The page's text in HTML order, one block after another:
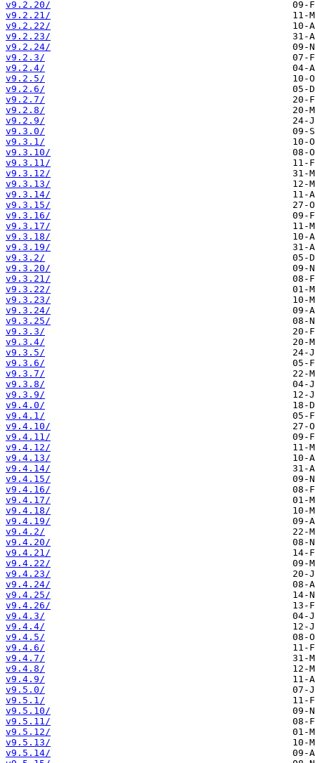
v9.2.20/
v9.2.21/
v9.2.22/
v9.2.23/
v9.2.24/
v9.2.3/
v9.2.4/
v9.2.5/
v9.2.6/
v9.2.7/
v9.2.8/
v9.2.9/
v9.3.0/
v9.3.1/
v9.3.10/
v9.3.11/
v9.3.12/
v9.3.13/
v9.3.14/
v9.3.15/
v9.3.16/
v9.3.17/
v9.3.18/
v9.3.19/
v9.3.2/
v9.3.20/
v9.3.21/
v9.3.22/
v9.3.23/
v9.3.24/
v9.3.25/
v9.3.3/
v9.3.4/
v9.3.5/
v9.3.6/
v9.3.7/
v9.3.8/
v9.3.9/
v9.4.0/
v9.4.1/
v9.4.10/
v9.4.11/
v9.4.12/
v9.4.13/
v9.4.14/
v9.4.15/
v9.4.16/
v9.4.17/
v9.4.18/
v9.4.19/
v9.4.2/
v9.4.20/
v9.4.21/
v9.4.22/
v9.4.23/
v9.4.24/
v9.4.25/
v9.4.26/
v9.4.3/
v9.4.4/
v9.4.5/
v9.4.6/
v9.4.7/
v9.4.8/
v9.4.9/
v9.5.0/
v9.5.1/
v9.5.10/
v9.5.11/
v9.5.12/
v9.5.13/
v9.5.14/